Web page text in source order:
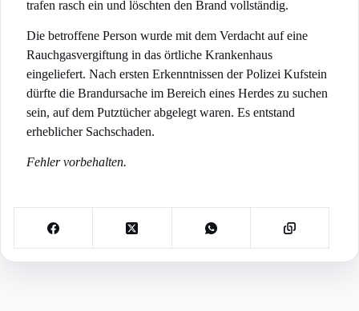
trafen rasch ein und löschten den Brand vollständig.
Die betroffene Person wurde mit dem Verdacht auf eine
Rauchgasvergiftung in das örtliche Krankenhaus
eingeliefert. Nach ersten Erkenntnissen der Polizei Kufstein
dürfte die Brandursache im Bereich eines Herdes zu suchen
sein, auf dem Putztücher abgelegt waren. Es entstand
erheblicher Sachschaden.
Fehler vorbehalten.